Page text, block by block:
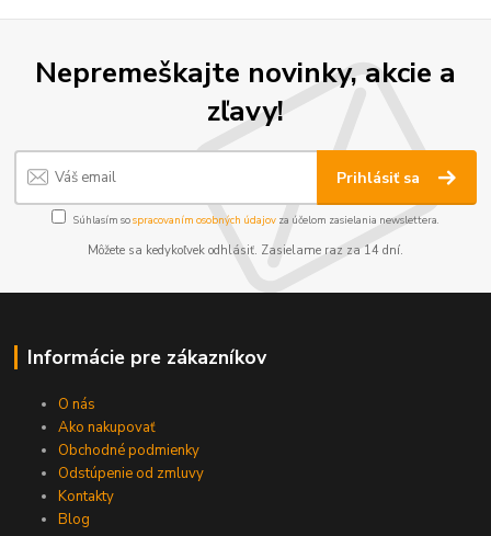
Nepremeškajte novinky, akcie a
zľavy!
Prihlásiť sa
Súhlasím sospracovaním osobných údajov za účelom zasielania newslettera.
Môžete sa kedykoľvek odhlásiť. Zasielame raz za 14 dní.
Informácie pre zákazníkov
O nás
Ako nakupovať
Obchodné podmienky
Odstúpenie od zmluvy
Kontakty
Blog